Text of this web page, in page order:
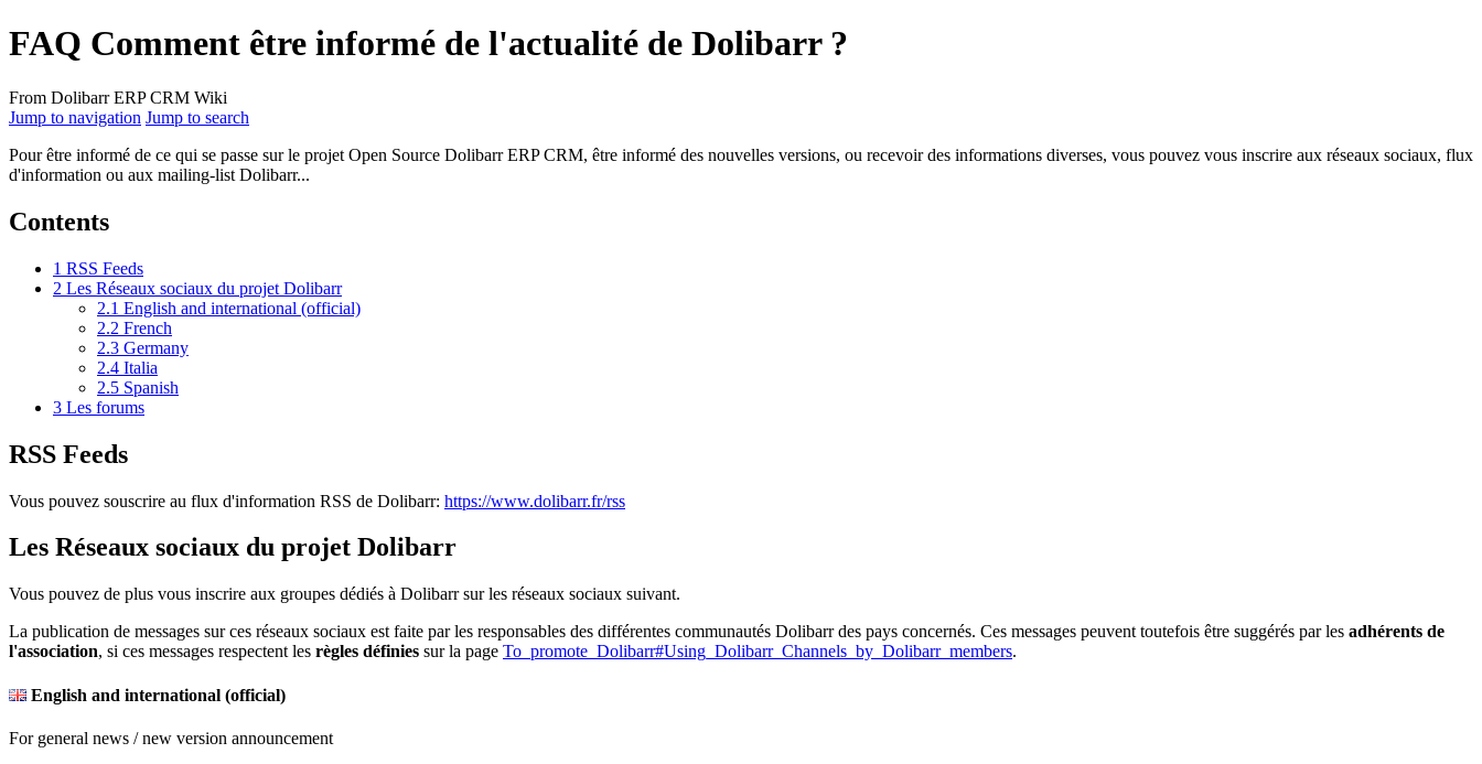
FAQ Comment être informé de l'actualité de Dolibarr ?
From Dolibarr ERP CRM Wiki
Jump to navigation Jump to search
Pour être informé de ce qui se passe sur le projet Open Source Dolibarr ERP CRM, être informé des nouvelles versions, ou recevoir des informations diverses, vous pouvez vous inscrire aux réseaux sociaux, flux
d'information ou aux mailing-list Dolibarr...
Contents
1 RSS Feeds
2 Les Réseaux sociaux du projet Dolibarr
2.1 English and international (official)
2.2 French
2.3 Germany
2.4 Italia
2.5 Spanish
3 Les forums
RSS Feeds
Vous pouvez souscrire au flux d'information RSS de Dolibarr: https://www.dolibarr.fr/rss
Les Réseaux sociaux du projet Dolibarr
Vous pouvez de plus vous inscrire aux groupes dédiés à Dolibarr sur les réseaux sociaux suivant.
La publication de messages sur ces réseaux sociaux est faite par les responsables des différentes communautés Dolibarr des pays concernés. Ces messages peuvent toutefois être suggérés par les adhérents de
l'association, si ces messages respectent les règles définies sur la page To_promote_Dolibarr#Using_Dolibarr_Channels_by_Dolibarr_members.
English and international (official)
For general news / new version announcement